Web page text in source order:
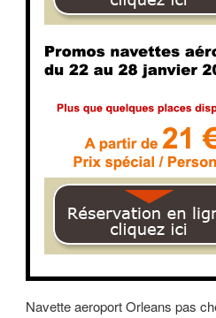
Navette aeroport Orleans pas